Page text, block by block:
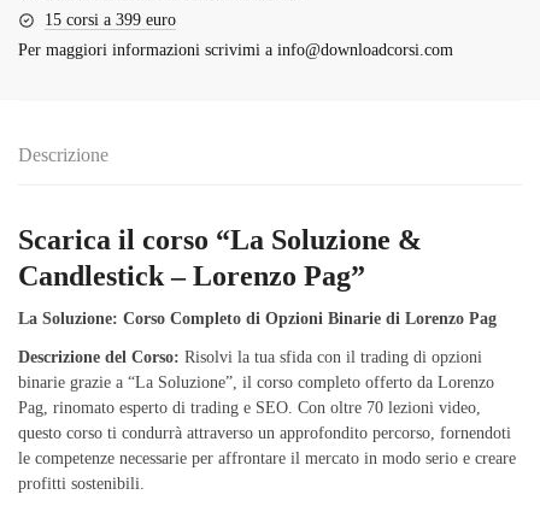
15 corsi a 399 euro
Per maggiori informazioni scrivimi a info@downloadcorsi.com
Descrizione
Scarica il corso “La Soluzione &
Candlestick – Lorenzo Pag”
La Soluzione: Corso Completo di Opzioni Binarie di Lorenzo Pag
Descrizione del Corso: Risolvi la tua sfida con il trading di opzioni
binarie grazie a “La Soluzione”, il corso completo offerto da Lorenzo
Pag, rinomato esperto di trading e SEO. Con oltre 70 lezioni video,
questo corso ti condurrà attraverso un approfondito percorso, fornendoti
le competenze necessarie per affrontare il mercato in modo serio e creare
profitti sostenibili.